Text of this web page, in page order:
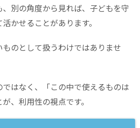
別の角度から見れば、子どもを守
かせることがあります。
のとして扱うわけではありませ
はなく、「この中で使えるものは
、利用性の視点です。